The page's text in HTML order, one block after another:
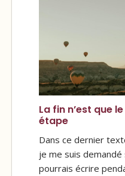
La fin n’est que
étape
Dans ce dernier
je me suis
pourrais écrire